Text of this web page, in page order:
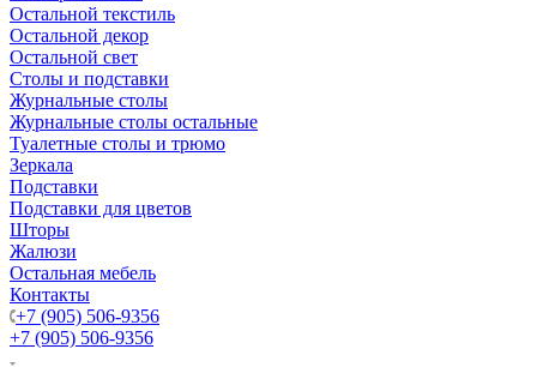
Остальной текстиль
Остальной декор
Остальной свет
Столы и подставки
Журнальные столы
Журнальные столы остальные
Туалетные столы и трюмо
Зеркала
Подставки
Подставки для цветов
Шторы
Жалюзи
Остальная мебель
Контакты
+7 (905) 506-9356
+7 (905) 506-9356